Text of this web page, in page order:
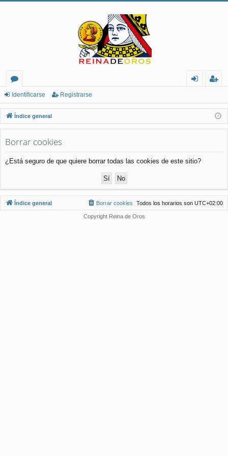
or
os
nt
ifi
rs
ist
ra
Identificarse Registrarse
Índice general
Borrar cookies
¿Está seguro de que quiere borrar todas las cookies de este sitio?
Índice general Todos los horarios son UTC+02:00
Borrar cookies
Copyright Reina de Oros